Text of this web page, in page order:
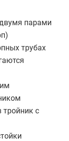
парами
трубах
тройник с